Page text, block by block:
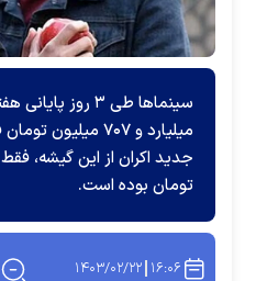
تومان بوده است.
۱۶:۰۶ ۱۴۰۳/۰۲/۲۲